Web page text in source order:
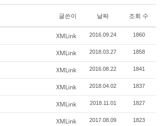
글쓴이 날짜 조회 수
XMLink 2016.09.24 1860
XMLink 2018.03.27 1858
XMLink 2016.08.22 1841
XMLink 2018.04.02 1837
XMLink 2018.11.01 1827
XMLink 2017.08.09 1823